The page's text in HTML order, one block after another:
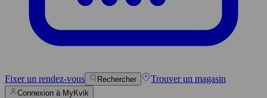
Fixer un rendez-vous Rechercher Trouver un magasin
Connexion à MyKvik